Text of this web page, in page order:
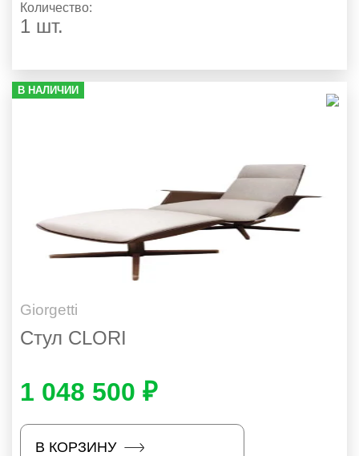
Количество:
1 шт.
В НАЛИЧИИ
Giorgetti
Стул CLORI
1 048 500 ₽
В КОРЗИНУ